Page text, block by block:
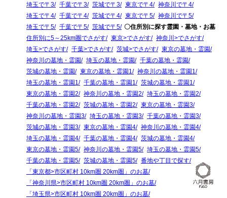
埼玉で〒3
千葉で〒3 茨城で〒3 東京で〒4
神奈川で〒4
埼玉で〒4
千葉で〒4 茨城で〒4 東京で〒5
神奈川で〒5
埼玉で〒5
千葉で〒5 茨城で〒5
〇住所別に探す霊園・墓地・お墓
住所別に5～25km圏でさがす
東京>でさがす
神奈川>でさがす
埼玉>でさがす
千葉>でさがす 茨城>でさがす
東京の墓地・霊園
神奈川の墓地・霊園
埼玉の墓地・霊園
千葉の墓地・霊園
茨城の墓地・霊園
東京の墓地・霊園1
神奈川の墓地・霊園1
埼玉の墓地・霊園1
千葉の墓地・霊園1
茨城の墓地・霊園1
東京の墓地・霊園2
神奈川の墓地・霊園2
埼玉の墓地・霊園2
千葉の墓地・霊園2
茨城の墓地・霊園2
東京の墓地・霊園3
神奈川の墓地・霊園3
埼玉の墓地・霊園3
千葉の墓地・霊園3
茨城の墓地・霊園3
東京の墓地・霊園4
神奈川の墓地・霊園4
埼玉の墓地・霊園4
千葉の墓地・霊園4
茨城の墓地・霊園4
東京の墓地・霊園5
神奈川の墓地・霊園5
埼玉の墓地・霊園5
千葉の墓地・霊園5
茨城の墓地・霊園5
番地や丁目で探す
「東京都>市区町村 10km圏 20km圏」のお墓
「神奈川県>市区町村 10km圏 20km圏」のお墓
「埼玉県>市区町村 10km圏 20km圏」のお墓